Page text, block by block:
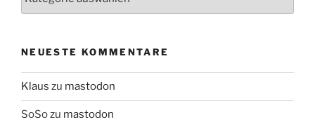
NEUESTE KOMMENTARE
Klaus zu mastodon
SoSozu mastodon